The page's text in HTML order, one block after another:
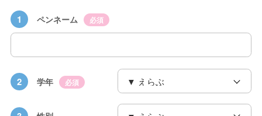
1 ペンネーム 必須
2 学年 必須